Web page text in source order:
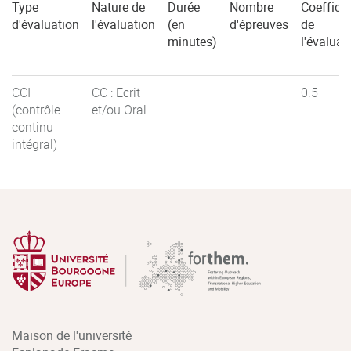
Type
d'évaluation
Nature de
l'évaluation
Durée
(en
minutes)
Nombre
d'épreuves
de
CCI
(contrôle
continu
intégral)
CC : Ecrit
et/ou Oral
0.5
Maison de l'université